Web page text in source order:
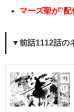
マーズ聖が”
▼前話1112話の